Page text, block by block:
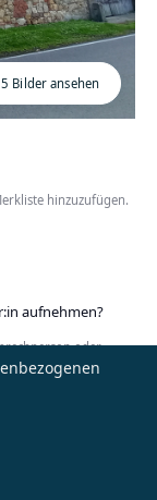
5 Bilder ansehen
hinzuzufügen.
aufnehmen?
oder